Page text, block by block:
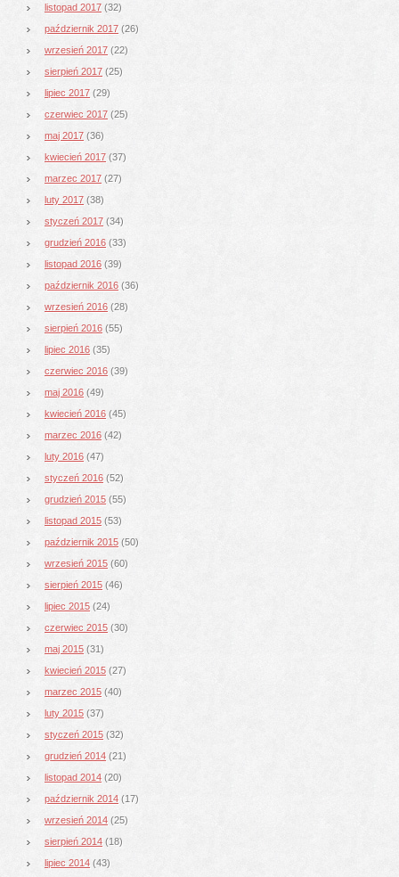
listopad 2017 (32)
październik 2017 (26)
wrzesień 2017 (22)
sierpień 2017 (25)
lipiec 2017 (29)
czerwiec 2017 (25)
maj 2017 (36)
kwiecień 2017 (37)
marzec 2017 (27)
luty 2017 (38)
styczeń 2017 (34)
grudzień 2016 (33)
listopad 2016 (39)
październik 2016 (36)
wrzesień 2016 (28)
sierpień 2016 (55)
lipiec 2016 (35)
czerwiec 2016 (39)
maj 2016 (49)
kwiecień 2016 (45)
marzec 2016 (42)
luty 2016 (47)
styczeń 2016 (52)
grudzień 2015 (55)
listopad 2015 (53)
październik 2015 (50)
wrzesień 2015 (60)
sierpień 2015 (46)
lipiec 2015 (24)
czerwiec 2015 (30)
maj 2015 (31)
kwiecień 2015 (27)
marzec 2015 (40)
luty 2015 (37)
styczeń 2015 (32)
grudzień 2014 (21)
listopad 2014 (20)
październik 2014 (17)
wrzesień 2014 (25)
sierpień 2014 (18)
lipiec 2014 (43)